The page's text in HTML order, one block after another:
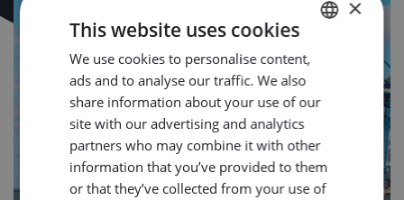
DUTCH
×
This website uses cookies
We use cookies to personalise content,
ads and to analyse our traffic. We also
share information about your use of our
site with our advertising and analytics
partners who may combine it with other
information that you’ve provided to them
or that they’ve collected from your use of